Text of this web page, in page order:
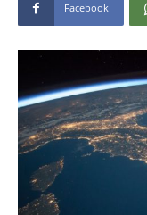
Facebook